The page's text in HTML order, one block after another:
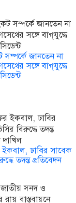
সম্পর্কে জানতেন না
সঙ্গে বাগ্‌যুদ্ধে
ঢাবির সাবেক
তদন্ত প্রতিবেদন